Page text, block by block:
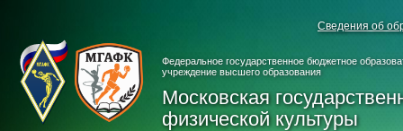
Сведения об
Федеральное государственное бюджетное
учреждение высшего образования
Московская
физической культуры